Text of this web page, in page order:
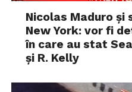
Nicolas Maduro și
New York: vor fi
în care au stat
și R. Kelly